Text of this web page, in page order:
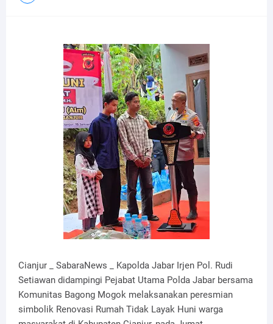
Cianjur _ SabaraNews _ Kapolda Jabar Irjen Pol. Rudi
Setiawan didampingi Pejabat Utama Polda Jabar bersama
Komunitas Bagong Mogok melaksanakan peresmian
simbolik Renovasi Rumah Tidak Layak Huni warga